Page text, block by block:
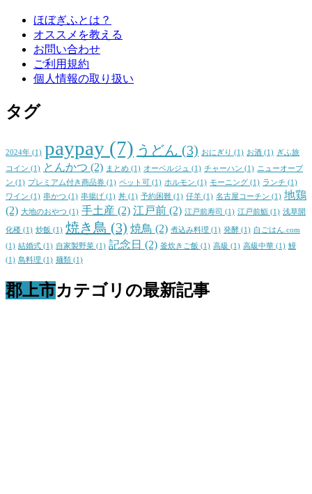
ほぼぎふとは？
オススメを教える
お問い合わせ
ご利用規約
個人情報の取り扱い
タグ
2024年 (1) paypay (7) うどん (3) おにぎり (1) お酒 (1) ぎふ旅
コイン (1) とんかつ (2) まとめ (1) オーベルジュ (1) チャーハン (1) ニューオープ
ン (1) プレミアム付き商品券 (1) ペット可 (1) ホルモン (1) モーニング (1) ランチ (1)
ワイン (1) 串かつ (1) 串揚げ (1) 丼 (1) 予約困難 (1) 仔羊 (1) 名古屋コーチン (1) 地鶏
(2) 大地のおやつ (1) 手土産 (2) 江戸前 (2) 江戸前寿司 (1) 江戸前鮨 (1) 浅草開
化楼 (1) 炒飯 (1) 焼き鳥 (3) 焼鳥 (2) 煮込み料理 (1) 発酵 (1) 白ごはん.com
(1) 結婚式 (1) 自家製野菜 (1) 記念日 (2) 釜炊きご飯 (1) 高級 (1) 高級中華 (1) 鰻
(1) 鳥料理 (1) 麺類 (1)
郡上市カテゴリの最新記事